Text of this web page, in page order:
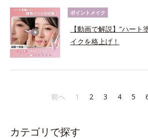
ポイントメイク
【動画で解説】“ハート
イクを格上げ！
前へ 1 2 3 4 5
カテゴリで探す